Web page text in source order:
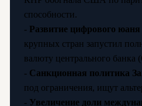
способности.
- Развитие цифрового юаня
крупных стран запустил
валюту центрального банка
- Санкционная политика
под ограничения, ищут
- Увеличение доли